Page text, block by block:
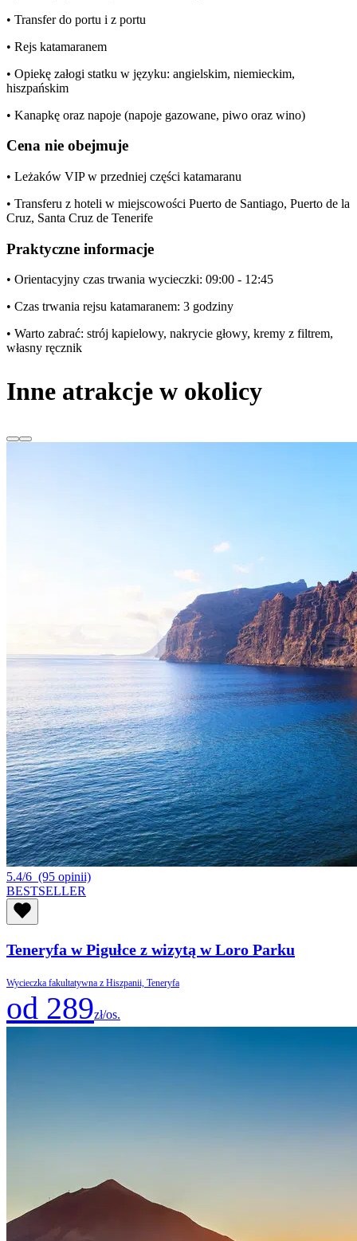
• Transfer do portu i z portu
• Rejs katamaranem
• Opiekę załogi statku w języku: angielskim, niemieckim,
hiszpańskim
• Kanapkę oraz napoje (napoje gazowane, piwo oraz wino)
Cena nie obejmuje
• Leżaków VIP w przedniej części katamaranu
• Transferu z hoteli w miejscowości Puerto de Santiago, Puerto de la
Cruz, Santa Cruz de Tenerife
Praktyczne informacje
• Orientacyjny czas trwania wycieczki: 09:00 - 12:45
• Czas trwania rejsu katamaranem: 3 godziny
• Warto zabrać: strój kapielowy, nakrycie głowy, kremy z filtrem,
własny ręcznik
Inne atrakcje w okolicy
5.4/6 (95 opinii)
BESTSELLER
Teneryfa w Pigułce z wizytą w Loro Parku
Wycieczka fakultatywna z Hiszpanii, Teneryfa
od 289zł/os.